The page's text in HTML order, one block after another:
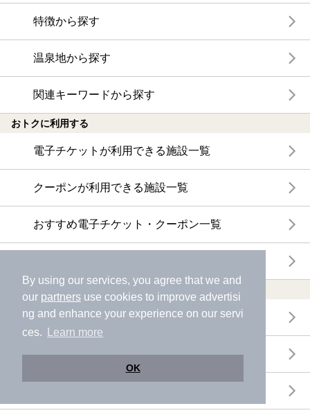
By using our services, you agree that we and
our partners use cookies to improve advertisi
ng and enhance your experience on our servi
ces.
Learn more
OK
特徴から探す
温泉地から探す
関連キーワードから探す
おトクに利用する
電子チケットが利用できる施設一覧
クーポンが利用できる施設一覧
おすすめ電子チケット・クーポン一覧
特集・ニュース
ニフティ温泉ニュース
体験レポート